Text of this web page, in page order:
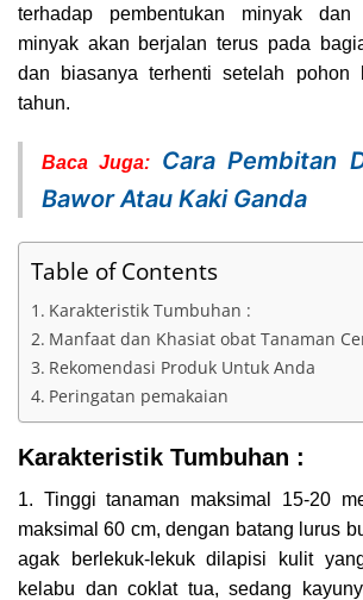
terhadap pembentukan minyak dan
minyak akan berjalan terus pada
dan biasanya terhenti setelah pohon
tahun.
Baca Juga: Cara Pembitan
Bawor Atau Kaki Ganda
Table of Contents
Karakteristik Tumbuhan :
Manfaat dan Khasiat obat Tanaman
Rekomendasi Produk Untuk Anda
Peringatan pemakaian
Karakteristik Tumbuhan :
1. Tinggi tanaman maksimal 15-20
maksimal 60 cm, dengan batang lurus
agak berlekuk-lekuk dilapisi kulit
kelabu dan coklat tua, sedang